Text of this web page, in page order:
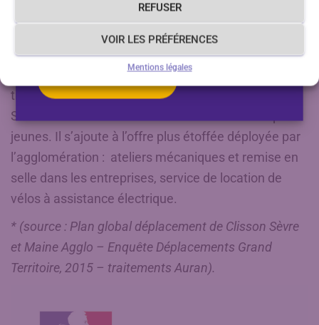
REFUSER
VOIR LES PRÉFÉRENCES
Mentions légales
Le service de location de vélo à assistance
Sur le territoire de Clisson Sèvre et Maine Agglo,
189 000 déplacements quotidiens sont réalisés, dont
2% uniquement à vélo*. L’objectif est de développer
une culture vélo pour encourager la pratique sur les
trajets de moins de 3 kilomètres. Le programme
Savoir rouler à vélo contribue à sensibiliser les plus
jeunes. Il s’ajoute à l’offre plus étoffée déployée par
l’agglomération : ateliers mécaniques et remise en
selle dans les entreprises, service de location de
vélos à assistance électrique.
* (source : Plan global déplacement de Clisson Sèvre
et Maine Agglo – Enquête Déplacements Grand
Territoire, 2015 – traitements Auran).